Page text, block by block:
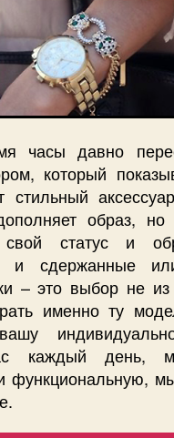
часы давно
который
стильный
образ, но
свой статус и
и сдержанные
– это выбор не
именно ту
каждый день,
функциональную,